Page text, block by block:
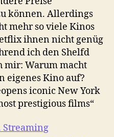
können. Allerdings
mehr so viele Kinos
ihnen nicht genüg
ich den Shelfd
mir: Warum macht
eigenes Kino auf?
iconic New York
prestigious films“
Streaming